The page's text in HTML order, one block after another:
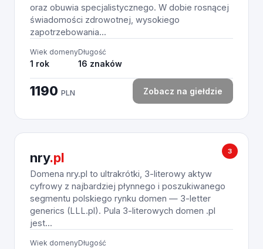
oraz obuwia specjalistycznego. W dobie rosnącej
świadomości zdrowotnej, wysokiego
zapotrzebowania...
Wiek domeny
1 rok
Długość
16 znaków
1190 PLN Zobacz na giełdzie
3
nry.pl
Domena nry.pl to ultrakrótki, 3-literowy aktyw
cyfrowy z najbardziej płynnego i poszukiwanego
segmentu polskiego rynku domen — 3-letter
generics (LLL.pl). Pula 3-literowych domen .pl
jest...
Wiek domenyDługość